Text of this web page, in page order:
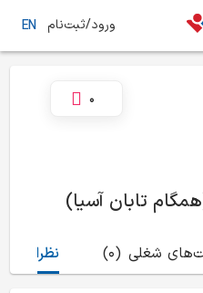
ورود/ثبت‌نام EN
تابان آسیا)
0
(0) شغلی نظرات